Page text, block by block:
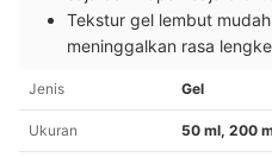
Tekstur gel lembut
meninggalkan rasa
Jenis Gel
Ukuran 50 ml, 200